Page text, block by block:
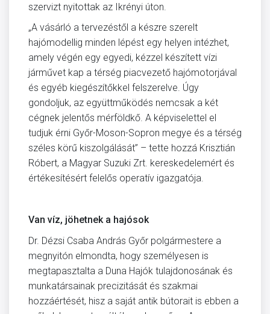
szervizt nyitottak az Ikrényi úton.
„A vásárló a tervezéstől a készre szerelt
hajómodellig minden lépést egy helyen intézhet,
amely végén egy egyedi, kézzel készített vízi
járművet kap a térség piacvezető hajómotorjával
és egyéb kiegészítőkkel felszerelve. Úgy
gondoljuk, az együttműködés nemcsak a két
cégnek jelentős mérföldkő. A képviselettel el
tudjuk érni Győr-Moson-Sopron megye és a térség
széles körű kiszolgálását” – tette hozzá Krisztián
Róbert, a Magyar Suzuki Zrt. kereskedelemért és
értékesítésért felelős operatív igazgatója.
Van víz, jöhetnek a hajósok
Dr. Dézsi Csaba András Győr polgármestere a
megnyitón elmondta, hogy személyesen is
megtapasztalta a Duna Hajók tulajdonosának és
munkatársainak precizitását és szakmai
hozzáértését, hisz a saját antik bútorait is ebben a